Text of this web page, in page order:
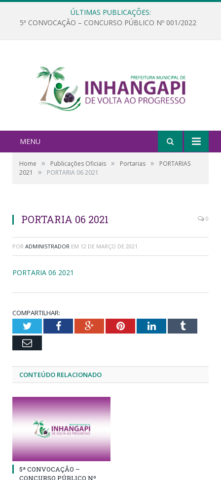
ÚLTIMAS PUBLICAÇÕES:
5ª CONVOCAÇÃO – CONCURSO PÚBLICO Nº 001/2022
MENU
Home » Publicações Oficiais » Portarias »
PORTARIAS
2021
» PORTARIA 06 2021
PORTARIA 06 2021 0
POR ADMINISTRADOR EM 12 DE MARÇO DE 2021
PORTARIA 06 2021
COMPARTILHAR:
TwitterFacebookGoogle+PinterestLinkedInTumblr
Email
CONTEÚDO RELACIONADO
5ª CONVOCAÇÃO –
CONCURSO PÚBLICO Nº